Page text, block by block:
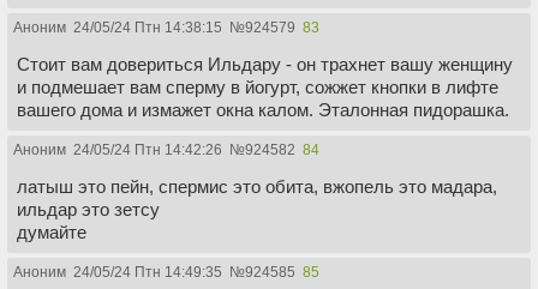
Аноним 24/05/24 Птн 14:38:15 №924579 83
Стоит вам довериться Ильдару - он трахнет вашу женщину
и подмешает вам сперму в йогурт, сожжет кнопки в лифте
вашего дома и измажет окна калом. Эталонная пидорашка.
Аноним 24/05/24 Птн 14:42:26 №924582 84
латыш это пейн, спермис это обита, вжопель это мадара,
ильдар это зетсу
думайте
Аноним 24/05/24 Птн 14:49:35 №924585 85